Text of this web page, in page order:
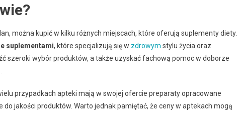
można kupić w kilku różnych miejscach, które oferują suplementy diety.
suplementami, które specjalizują się w zdrowym stylu życia oraz
szeroki wybór produktów, a także uzyskać fachową pomoc w doborze
przypadkach apteki mają w swojej ofercie preparaty opracowane
do jakości produktów. Warto jednak pamiętać, że ceny w aptekach mogą